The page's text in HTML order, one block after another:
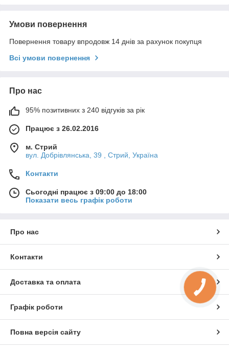
Умови повернення
Повернення товару впродовж 14 днів за рахунок покупця
Всі умови повернення
Про нас
95% позитивних з 240 відгуків за рік
Працює з 26.02.2016
м. Стрий
вул. Добрівлянська, 39 , Стрий, Україна
Контакти
Сьогодні працює з 09:00 до 18:00
Показати весь графік роботи
Про нас
Контакти
Доставка та оплата
Графік роботи
Повна версія сайту